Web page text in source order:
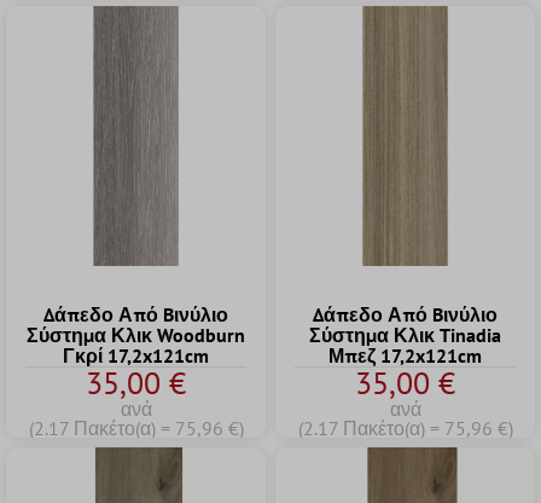
Δάπεδο Από Bινύλιο
Σύστημα Κλικ Woodburn
Γκρί 17,2x121cm
35,00 €
ανά
(2.17 Πακέτο(α) = 75,96 €)
Δάπεδο Από Bινύλιο
Σύστημα Κλικ Tinadia
Μπεζ 17,2x121cm
35,00 €
ανά
(2.17 Πακέτο(α) = 75,96 €)